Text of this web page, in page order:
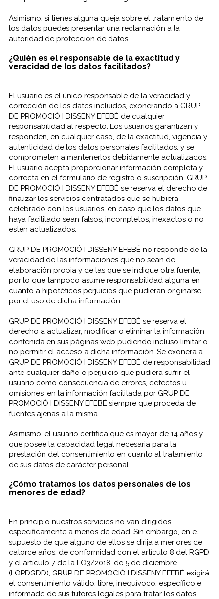
Asimismo, si tienes alguna queja sobre el tratamiento de
los datos puedes presentar una reclamación a la
autoridad de protección de datos.
¿Quién es el responsable de la exactitud y
veracidad de los datos facilitados?
El usuario es el único responsable de la veracidad y
corrección de los datos incluidos, exonerando a GRUP
DE PROMOCIÓ I DISSENY EFEBÉ de cualquier
responsabilidad al respecto. Los usuarios garantizan y
responden, en cualquier caso, de la exactitud, vigencia y
autenticidad de los datos personales facilitados, y se
comprometen a mantenerlos debidamente actualizados.
El usuario acepta proporcionar información completa y
correcta en el formulario de registro o suscripción. GRUP
DE PROMOCIÓ I DISSENY EFEBÉ se reserva el derecho de
finalizar los servicios contratados que se hubiera
celebrado con los usuarios, en caso que los datos que
haya facilitado sean falsos, incompletos, inexactos o no
estén actualizados.
GRUP DE PROMOCIÓ I DISSENY EFEBÉ no responde de la
veracidad de las informaciones que no sean de
elaboración propia y de las que se indique otra fuente,
por lo que tampoco asume responsabilidad alguna en
cuanto a hipotéticos perjuicios que pudieran originarse
por el uso de dicha información.
GRUP DE PROMOCIÓ I DISSENY EFEBÉ se reserva el
derecho a actualizar, modificar o eliminar la información
contenida en sus páginas web pudiendo incluso limitar o
no permitir el acceso a dicha información. Se exonera a
GRUP DE PROMOCIÓ I DISSENY EFEBÉ de responsabilidad
ante cualquier daño o perjuicio que pudiera sufrir el
usuario como consecuencia de errores, defectos u
omisiones, en la información facilitada por GRUP DE
PROMOCIÓ I DISSENY EFEBÉ siempre que proceda de
fuentes ajenas a la misma.
Asimismo, el usuario certifica que es mayor de 14 años y
que posee la capacidad legal necesaria para la
prestación del consentimiento en cuanto al tratamiento
de sus datos de carácter personal.
¿Cómo tratamos los datos personales de los
menores de edad?
En principio nuestros servicios no van dirigidos
específicamente a menos de edad. Sin embargo, en el
supuesto de que alguno de ellos se dirija a menores de
catorce años, de conformidad con el artículo 8 del RGPD
y el artículo 7 de la LO3/2018, de 5 de diciembre
(LOPDGDD), GRUP DE PROMOCIÓ I DISSENY EFEBÉ exigirá
el consentimiento válido, libre, inequívoco, específico e
informado de sus tutores legales para tratar los datos